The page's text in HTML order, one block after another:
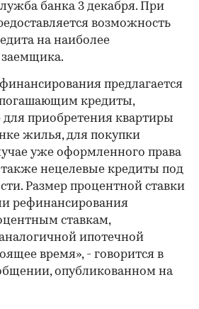
банка 3 декабря. При
возможность
на наиболее
предлагается
кредиты,
для приобретения квартиры
жилья, для покупки
уже оформленного права
также нецелевые кредиты под
Размер процентной ставки
рефинансирования
ставкам,
ипотечной
время», - говорится в
опубликованном на